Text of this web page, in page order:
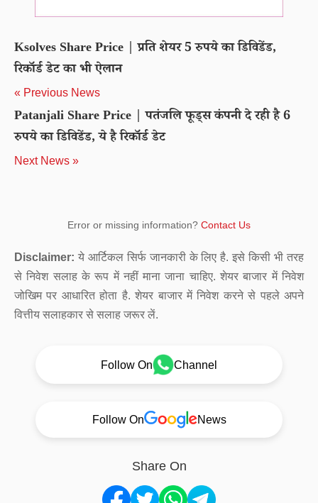
Ksolves Share Price | प्रति शेयर 5 रुपये का डिविडेंड,
रिकॉर्ड डेट का भी ऐलान
« Previous News
Patanjali Share Price | पतंजलि फूड्स कंपनी दे रही है 6
रुपये का डिविडेंड, ये है रिकॉर्ड डेट
Next News »
Error or missing information? Contact Us
Disclaimer: ये आर्टिकल सिर्फ जानकारी के लिए है. इसे किसी भी तरह
से निवेश सलाह के रूप में नहीं माना जाना चाहिए. शेयर बाजार में निवेश
जोखिम पर आधारित होता है. शेयर बाजार में निवेश करने से पहले अपने
वित्तीय सलाहकार से सलाह जरूर लें.
Follow On Channel
Follow On News
Share On